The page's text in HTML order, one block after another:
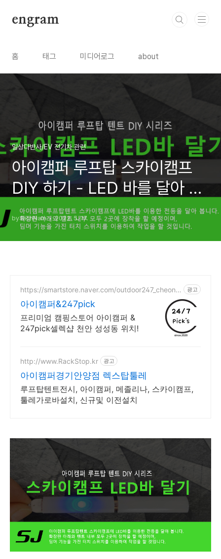
engram
홈 태그 미디어로그 about
일상다반사/EV 전기차 관련
아이캠퍼 루프탑 스카이캠프
DIY 하기 - LED 바를 달아 훤
하게 불을 밝혀 보자
by RichNam 2022. 5. 17.
https://smartstore.naver.com/outdoor247_cheona
광고
아이캠퍼&247pick
프리미엄 캠핑스토어 아이캠퍼 &
247pick셀렉샵 천안 성성동 위치!
http://www.RackStop.kr 광고
아이캠퍼경기안양점 렉스탑툴레
루프탑텐트전시, 아이캠퍼, 메졸리나, 스카이캠프,
툴레가로바설치, 신규및 이전설치